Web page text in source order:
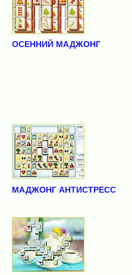
ОСЕННИЙ МАДЖОНГ
МАДЖОНГ АНТИСТРЕСС